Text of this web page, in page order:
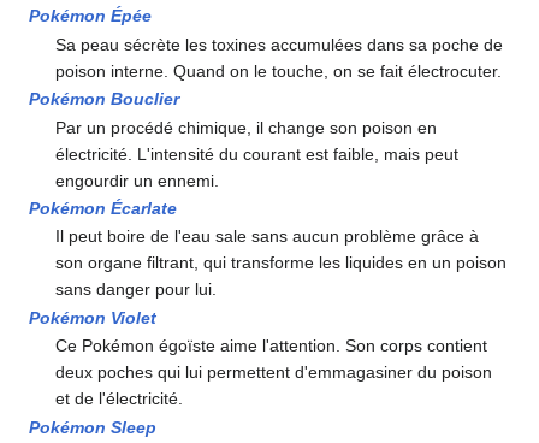
Pokémon Épée
Sa peau sécrète les toxines accumulées dans sa poche de
poison interne. Quand on le touche, on se fait électrocuter.
Pokémon Bouclier
Par un procédé chimique, il change son poison en
électricité. L'intensité du courant est faible, mais peut
engourdir un ennemi.
Pokémon Écarlate
Il peut boire de l'eau sale sans aucun problème grâce à
son organe filtrant, qui transforme les liquides en un poison
sans danger pour lui.
Pokémon Violet
Ce Pokémon égoïste aime l'attention. Son corps contient
deux poches qui lui permettent d'emmagasiner du poison
et de l'électricité.
Pokémon Sleep